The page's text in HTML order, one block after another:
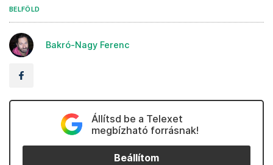
BELFÖLD
Bakró-Nagy Ferenc
Állítsd be a Telexet
megbízható forrásnak!
Beállítom